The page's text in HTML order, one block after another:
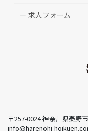
求人フォーム
〒257-0024 神奈川県秦野
info@harenohi-